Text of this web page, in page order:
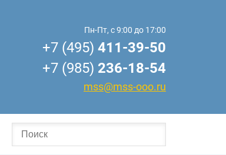
Пн-Пт, с 9:00 до 17:00
+7 (495) 411-39-50
+7 (985) 236-18-54
mss@mss-ooo.ru